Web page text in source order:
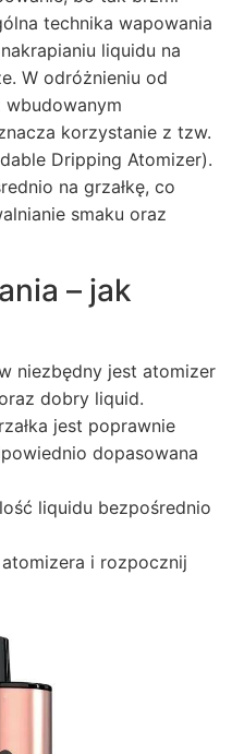
technika wapowania
liquidu na
W odróżnieniu od
korzystanie z tzw.
Dripping Atomizer).
na grzałkę, co
smaku oraz
– jak
niezbędny jest atomizer
dobry liquid.
jest poprawnie
dopasowana
liquidu bezpośrednio
i rozpocznij